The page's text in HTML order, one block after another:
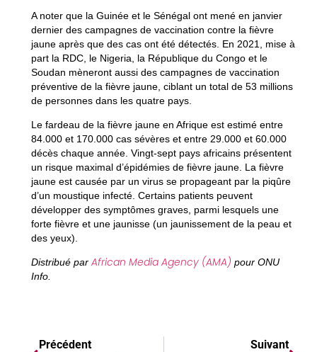
A noter que la Guinée et le Sénégal ont mené en janvier
dernier des campagnes de vaccination contre la fièvre
jaune après que des cas ont été détectés. En 2021, mise à
part la RDC, le Nigeria, la République du Congo et le
Soudan mèneront aussi des campagnes de vaccination
préventive de la fièvre jaune, ciblant un total de 53 millions
de personnes dans les quatre pays.
Le fardeau de la fièvre jaune en Afrique est estimé entre
84.000 et 170.000 cas sévères et entre 29.000 et 60.000
décès chaque année. Vingt-sept pays africains présentent
un risque maximal d’épidémies de fièvre jaune. La fièvre
jaune est causée par un virus se propageant par la piqûre
d’un moustique infecté. Certains patients peuvent
développer des symptômes graves, parmi lesquels une
forte fièvre et une jaunisse (un jaunissement de la peau et
des yeux).
Distribué par African Media Agency (AMA) pour ONU
Info.
Précédent Suivant